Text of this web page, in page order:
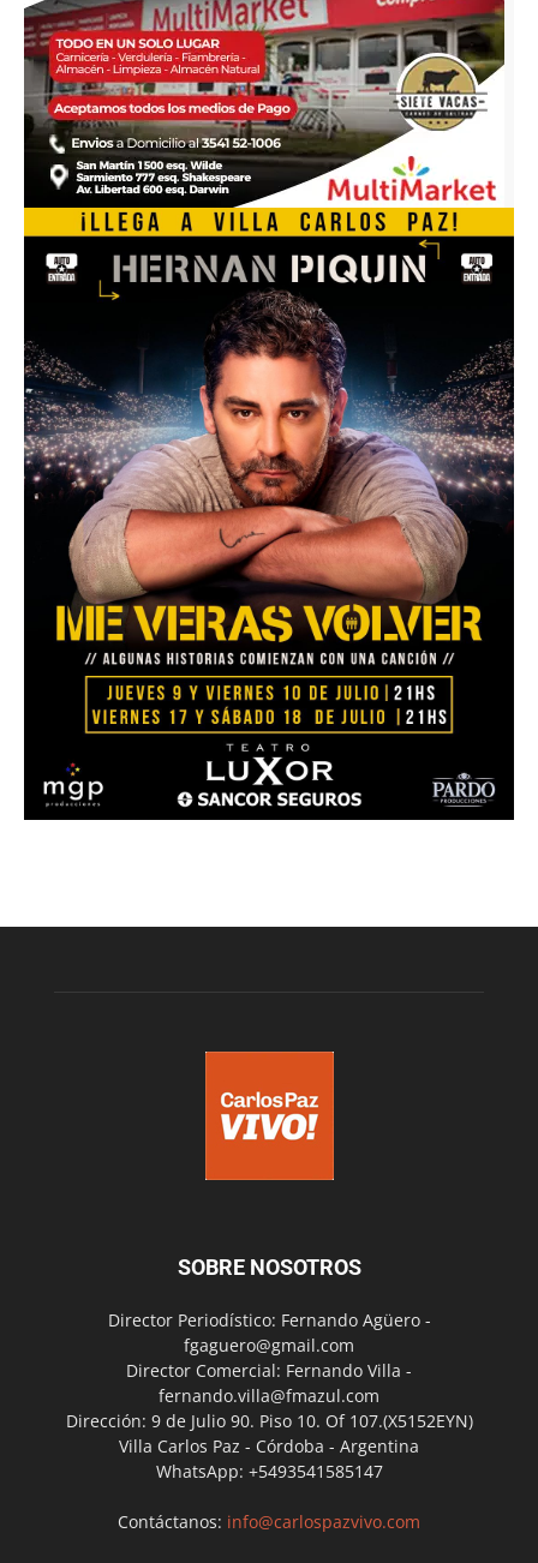
SOBRE NOSOTROS
Director Periodístico: Fernando Agüero -
fgaguero@gmail.com
Director Comercial: Fernando Villa -
fernando.villa@fmazul.com
Dirección: 9 de Julio 90. Piso 10. Of 107.(X5152EYN)
Villa Carlos Paz - Córdoba - Argentina
WhatsApp: +5493541585147
Contáctanos: info@carlospazvivo.com